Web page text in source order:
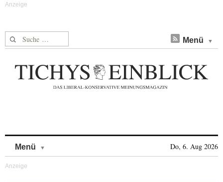
Suche nach: Menü
Menü Do, 6. Aug 2026